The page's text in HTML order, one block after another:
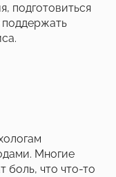
подготовиться
поддержать
Многие
боль, что что-то